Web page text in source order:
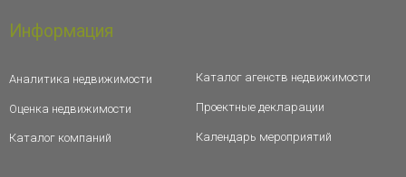
Информация
Аналитика недвижимости
Оценка недвижимости
Каталог компаний
Каталог агенств недвижимости
Проектные декларации
Календарь мероприятий